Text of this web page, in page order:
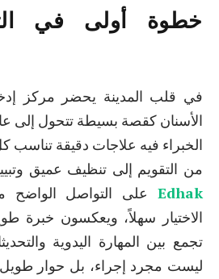
خطوة أولى في
في قلب المدينة يحضر مركز
الأسنان كقصة بسيطة تتحول إلى
الخبراء فيه علاجات دقيقة تناسب
من التقويم إلى تنظيف عميق
على التواصل الواضح مع المرضى، يجعلونEdhak
تجمع بين المهارة اليدوية
ليست مجرد إجراء، بل حوار